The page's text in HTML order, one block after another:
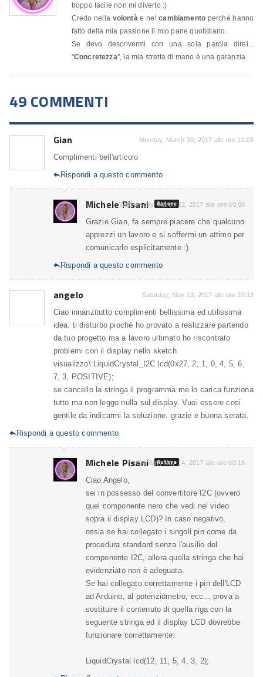
troppo facile non mi diverto :)
Credo nella volontàe nelcambiamento perchè hanno
fatto della mia passione il mio pane quotidiano.
Se devo descrivermi con una sola parola direi...
"Concretezza", la mia stretta di mano è una garanzia.
49 COMMENTI
Gian Monday, March 20, 2017 alle ore 12:08
Complimenti bell'articolo
Rispondi a questo commento
Michele Pisani Autore
Wednesday, March 22, 2017 alle ore 00:00
Grazie Gian, fa sempre piacere che qualcuno
apprezzi un lavoro e si soffermi un attimo per
comunicarlo esplicitamente :)
Rispondi a questo commento
angelo Saturday, May 13, 2017 alle ore 20:13
Ciao innanzitutto complimenti bellissima ed utilissima
idea. ti disturbo piochè ho provato a realizzare partendo
da tuo progetto ma a lavoro ultimato ho riscontrato
problemi con il display nello sketch
visualizzo\:LiquidCrystal_I2C lcd(0x27, 2, 1, 0, 4, 5, 6,
7, 3, POSITIVE);
se cancello la stringa il programma me lo carica funziona
tutto ma non leggo nulla sul display. Vuoi essere cosi
gentile da indicarmi la soluzione. grazie e buona serata.
Rispondi a questo commento
Michele Pisani Autore
Sunday, May 14, 2017 alle ore 00:16
Ciao Angelo,
sei in possesso del convertitore I2C (ovvero
quel componente nero che vedi nel video
sopra il display LCD)? In caso negativo,
ossia se hai collegato i singoli pin come da
procedura standard senza l'ausilio del
componente I2C, allora quella stringa che hai
evidenziato non è adeguata.
Se hai collegato correttamente i pin dell'LCD
ad Arduino, al potenziometro, ecc... prova a
sostituire il contenuto di quella riga con la
seguente stringa ed il display LCD dovrebbe
funzionare correttamente:
LiquidCrystal lcd(12, 11, 5, 4, 3, 2);